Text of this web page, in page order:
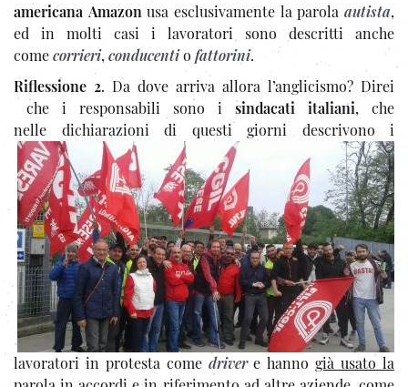
americana Amazon usa esclusivamente la parolaautista,
ed in molti casi i lavoratori sono descritti anche
comecorrieri, conducentio fattorini.
Riflessione 2. Da dove arriva allora l’anglicismo? Direi
che i responsabili sono i sindacati italiani, che
nelle dichiarazioni di questi giorni descrivono i
lavoratori in protesta come driver e hannogià usato la